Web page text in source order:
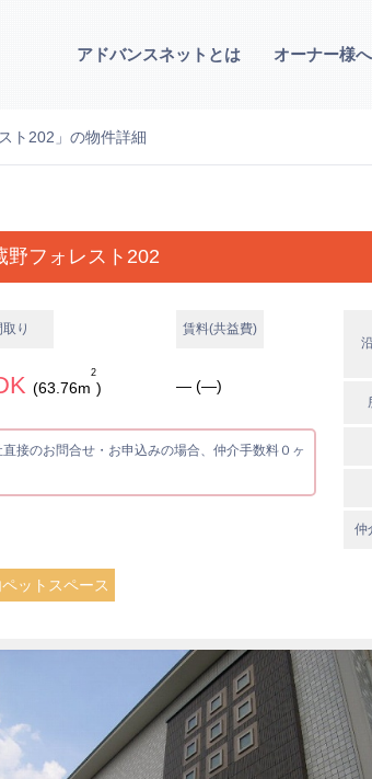
アドバンスネットとは オーナー様へ
ト202」の物件詳細
野フォレスト202
取り 賃料(共益費)
(63.76m
2
) ― (―)
直接のお問合せ・お申込みの場合、仲介手数料０ヶ
仲
ットスペース